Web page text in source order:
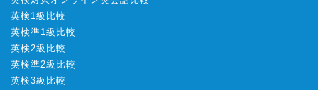
英検1級比較
英検準1級比較
英検2級比較
英検準2級比較
英検3級比較